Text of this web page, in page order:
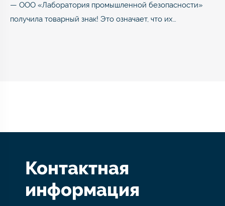
— ООО «Лаборатория промышленной безопасности»
получила товарный знак! Это означает, что их…
Контактная
информация